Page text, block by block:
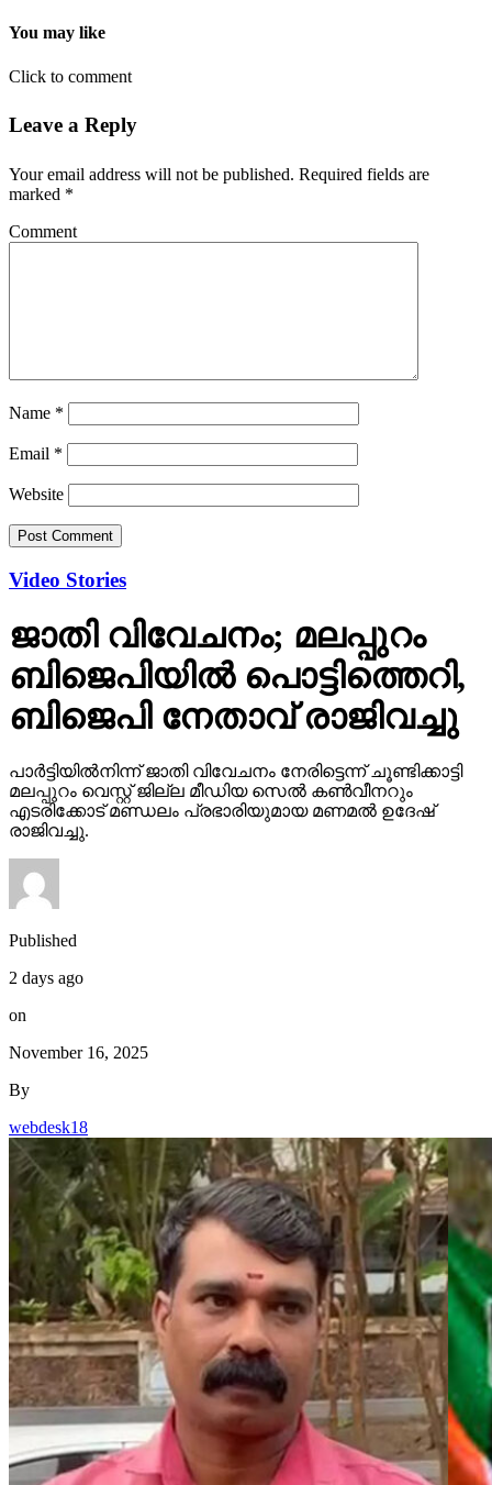
You may like
Click to comment
Leave a Reply
Your email address will not be published. Required fields are
marked *
Comment
Name *
Email *
Website
Video Stories
ജാതി വിവേചനം; മലപ്പുറം
ബിജെപിയില്‍ പൊട്ടിത്തെറി,
ബിജെപി നേതാവ് രാജിവച്ചു
പാര്‍ട്ടിയില്‍നിന്ന് ജാതി വിവേചനം നേരിട്ടെന്ന് ചൂണ്ടിക്കാട്ടി
മലപ്പുറം വെസ്റ്റ് ജില്ല മീഡിയ സെല്‍ കണ്‍വീനറും
എടരിക്കോട് മണ്ഡലം പ്രഭാരിയുമായ മണമല്‍ ഉദേഷ്
രാജിവച്ചു.
Published
2 days ago
on
November 16, 2025
By
webdesk18